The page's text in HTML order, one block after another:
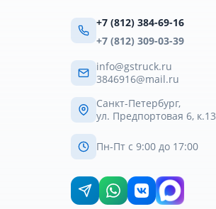
+7 (812) 384-69-16
+7 (812) 309-03-39
info@gstruck.ru
3846916@mail.ru
Санкт-Петербург,
ул. Предпортовая 6, к.13
Пн-Пт с 9:00 до 17:00